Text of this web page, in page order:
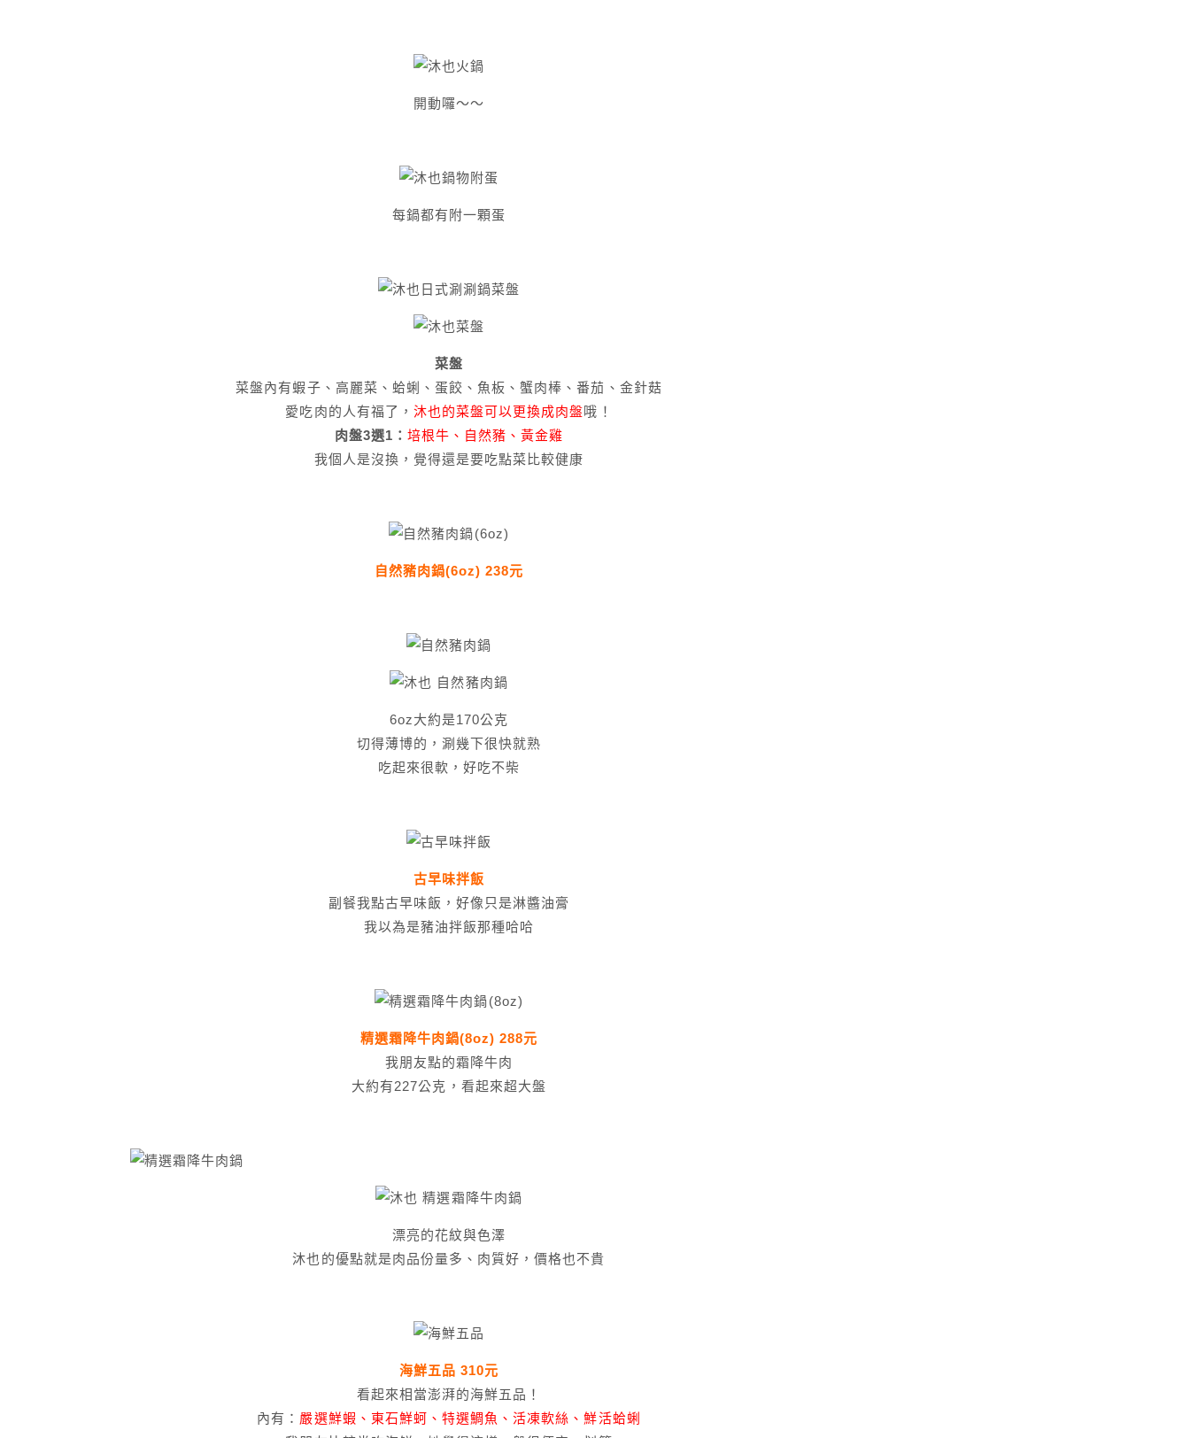
開動囉～～
每鍋都有附一顆蛋
菜盤
菜盤內有蝦子、高麗菜、蛤蜊、蛋餃、魚板、蟹肉棒、番茄、金針菇
愛吃肉的人有福了， 沐也的菜盤可以更換成肉盤哦！
肉盤3選1： 培根牛、自然豬、黃金雞
我個人是沒換，覺得還是要吃點菜比較健康
自然豬肉鍋(6oz) 238元
6oz大約是170公克
切得薄博的，涮幾下很快就熟
吃起來很軟，好吃不柴
古早味拌飯
副餐我點古早味飯，好像只是淋醬油膏
我以為是豬油拌飯那種哈哈
精選霜降牛肉鍋(8oz) 288元
我朋友點的霜降牛肉
大約有227公克，看起來超大盤
漂亮的花紋與色澤
沐也的優點就是肉品份量多、肉質好，價格也不貴
海鮮五品 310元
看起來相當澎湃的海鮮五品！
內有： 嚴選鮮蝦、東石鮮蚵、特選鯛魚、活凍軟絲、鮮活蛤蜊